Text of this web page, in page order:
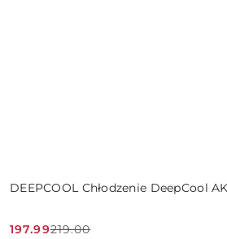
DEEPCOOL Chłodzenie DeepCool
197.99219.00